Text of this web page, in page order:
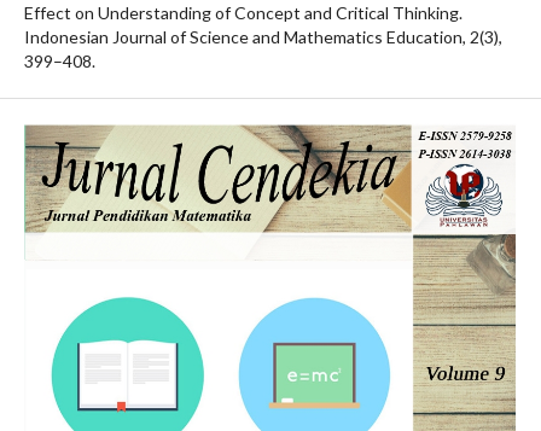
Effect on Understanding of Concept and Critical Thinking.
Indonesian Journal of Science and Mathematics Education, 2(3),
399–408.